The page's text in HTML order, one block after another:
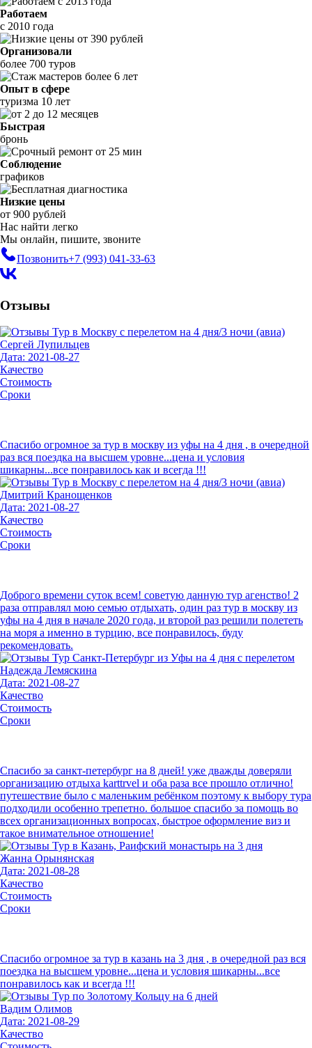
Работаем
с 2010 года
Организовали
более 700 туров
Опыт в сфере
туризма 10 лет
Быстрая
бронь
Соблюдение
графиков
Низкие цены
от 900 рублей
Нас найти легко
Мы онлайн, пишите, звоните
Позвонить+7 (993) 041-33-63
Отзывы
Сергей Лупильцев
Дата: 2021-08-27
Качество
Стоимость
Сроки
Спасибо огромное за тур в москву из уфы на 4 дня , в очередной
раз вся поездка на высшем уровне...цена и условия
шикарны...все понравилось как и всегда !!!
Дмитрий Кранощенков
Дата: 2021-08-27
Качество
Стоимость
Сроки
Доброго времени суток всем! советую данную тур агенство! 2
раза отправлял мою семью отдыхать, один раз тур в москву из
уфы на 4 дня в начале 2020 года, и второй раз решили полететь
на моря а именно в турцию, все понравилось, буду
рекомендовать.
Надежда Лемяскина
Дата: 2021-08-27
Качество
Стоимость
Сроки
Спасибо за санкт-петербург на 8 дней! уже дважды доверяли
организацию отдыха karttrvel и оба раза все прошло отлично!
путешествие было с маленьким ребёнком поэтому к выбору тура
подходили особенно трепетно. большое спасибо за помощь во
всех организационных вопросах, быстрое оформление виз и
такое внимательное отношение!
Жанна Орынянская
Дата: 2021-08-28
Качество
Стоимость
Сроки
Спасибо огромное за тур в казань на 3 дня , в очередной раз вся
поездка на высшем уровне...цена и условия шикарны...все
понравилось как и всегда !!!
Вадим Олимов
Дата: 2021-08-29
Качество